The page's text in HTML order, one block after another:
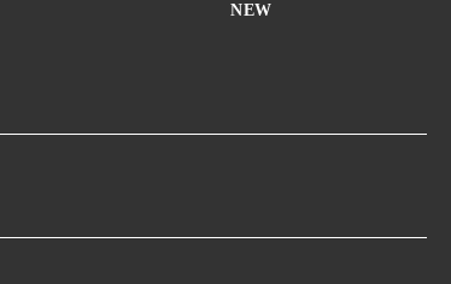
NEW